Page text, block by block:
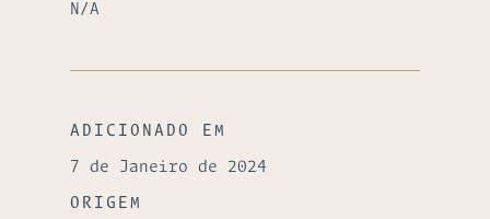
N/A
ADICIONADO EM
7 de Janeiro de 2024
ORIGEM